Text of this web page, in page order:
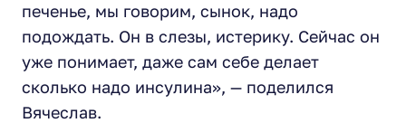
печенье, мы говорим, сынок, надо
подождать. Он в слезы, истерику. Сейчас он
уже понимает, даже сам себе делает
сколько надо инсулина», — поделился
Вячеслав.